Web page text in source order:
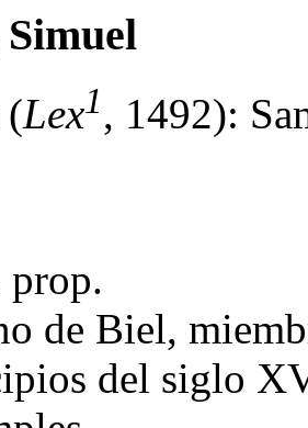
Lex1, 1492):
prop.
de Biel,
del siglo